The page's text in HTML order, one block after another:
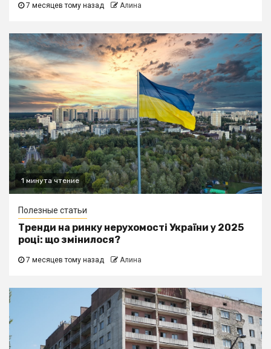
7 месяцев тому назад Алина
1 минута чтение
Полезные статьи
Тренди на ринку нерухомості України у 2025
році: що змінилося?
7 месяцев тому назад Алина